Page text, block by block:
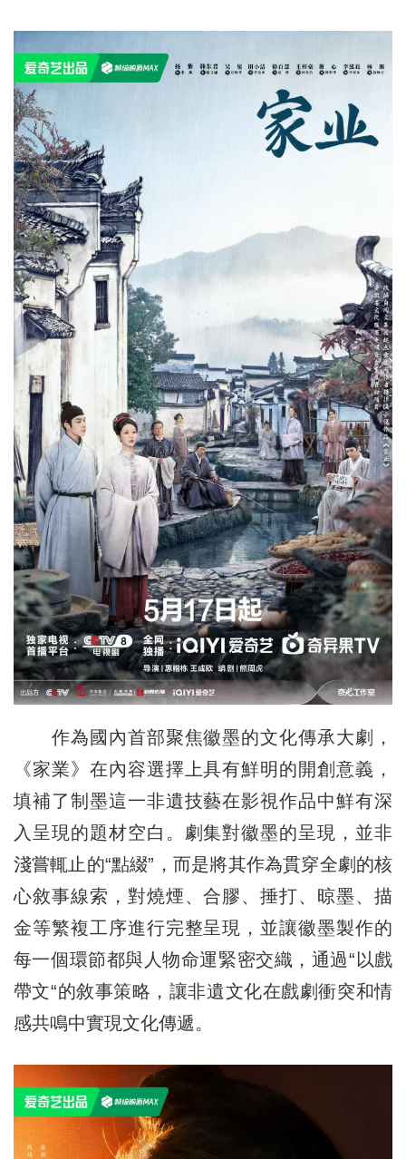
作為國內首部聚焦徽墨的文化傳承大劇，
《家業》在內容選擇上具有鮮明的開創意義，
填補了制墨這一非遺技藝在影視作品中鮮有深
入呈現的題材空白。劇集對徽墨的呈現，並非
淺嘗輒止的“點綴”，而是將其作為貫穿全劇的核
心敘事線索，對燒煙、合膠、捶打、晾墨、描
金等繁複工序進行完整呈現，並讓徽墨製作的
每一個環節都與人物命運緊密交織，通過“以戲
帶文“的敘事策略，讓非遺文化在戲劇衝突和情
感共鳴中實現文化傳遞。